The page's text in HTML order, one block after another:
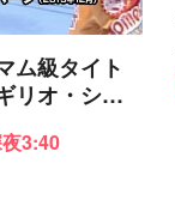
ム級タイト
リオ・シル
3:40